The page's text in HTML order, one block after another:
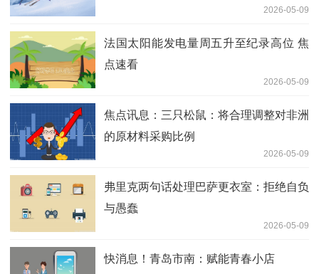
2026-05-09
法国太阳能发电量周五升至纪录高位 焦
点速看
2026-05-09
焦点讯息：三只松鼠：将合理调整对非洲
的原材料采购比例
2026-05-09
弗里克两句话处理巴萨更衣室：拒绝自负
与愚蠢
2026-05-09
快消息！青岛市南：赋能青春小店